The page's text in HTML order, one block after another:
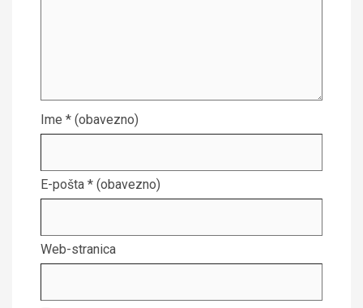
Ime * (obavezno)
E-pošta * (obavezno)
Web-stranica